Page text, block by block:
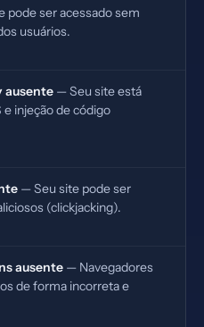
pode ser acessado sem
usuários.
ausente — Seu site está
e injeção de código
— Seu site pode ser
(clickjacking).
ausente — Navegadores
de forma incorreta e